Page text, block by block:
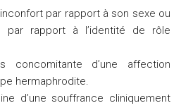
par rapport à son sexe ou
par rapport à l’identité de rôle
concomitante d’une affection
hermaphrodite.
d’une souffrance cliniquement